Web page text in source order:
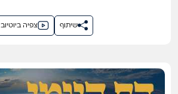
צפיה ביוטיוב שיתוף